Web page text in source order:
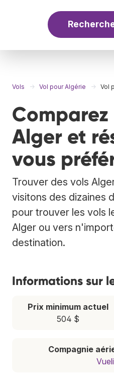
Vols Vol pour Algérie Vol
Comparez
Alger et
vous
Trouver des vols
visitons des dizaines
pour trouver les vols
Alger ou vers
destination.
Informations sur
Prix minimum actuel
504 $
Compagnie